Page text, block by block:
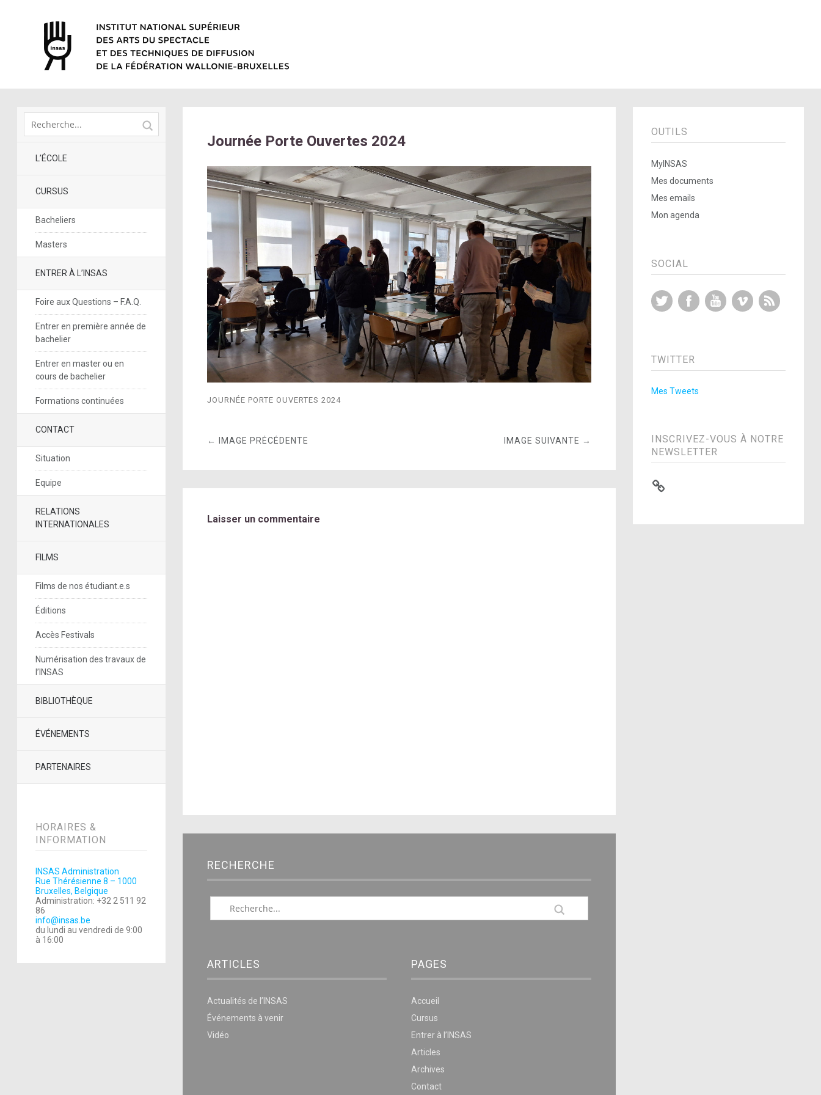
L’ÉCOLE
CURSUS
Bacheliers
Masters
ENTRER À L’INSAS
Foire aux Questions – F.A.Q.
Entrer en première année de
bachelier
Entrer en master ou en
cours de bachelier
Formations continuées
CONTACT
Situation
Equipe
RELATIONS
INTERNATIONALES
FILMS
Films de nos étudiant.e.s
Éditions
Accès Festivals
Numérisation des travaux de
l’INSAS
BIBLIOTHÈQUE
ÉVÉNEMENTS
PARTENAIRES
HORAIRES &
INFORMATION
INSAS Administration
Rue Thérésienne 8 – 1000
Bruxelles, Belgique
Administration: +32 2 511 92
86
info@insas.be
du lundi au vendredi de 9:00
à 16:00
Journée Porte Ouvertes 2024
JOURNÉE PORTE OUVERTES 2024
← IMAGE PRÉCÉDENTE IMAGE SUIVANTE →
Laisser un commentaire
RECHERCHE
ARTICLES
Actualités de l’INSAS
Événements à venir
Vidéo
PAGES
Accueil
Cursus
Entrer à l’INSAS
Articles
Archives
Contact
OUTILS
MyINSAS
Mes documents
Mes emails
Mon agenda
SOCIAL
Twitter FacebookYouTubeVimeo
TWITTER
Mes Tweets
INSCRIVEZ-VOUS À NOTRE
NEWSLETTER